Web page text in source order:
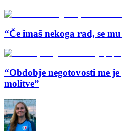
“Če imaš nekoga rad, se
“Obdobje negotovosti me
molitve”